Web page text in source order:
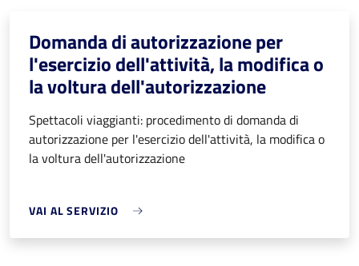
Domanda di autorizzazione per
l'esercizio dell'attività, la modifica o
la voltura dell'autorizzazione
Spettacoli viaggianti: procedimento di domanda di
autorizzazione per l'esercizio dell'attività, la modifica o
la voltura dell'autorizzazione
VAI AL SERVIZIO